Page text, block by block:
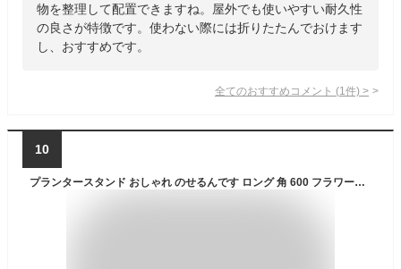
物を整理して配置できますね。屋外でも使いやすい耐久性
の良さが特徴です。使わない際には折りたたんでおけます
し、おすすめです。
全てのおすすめコメント (1 件) >
10
プランタースタンド おしゃれ のせるんです ロング 角 600 フラワースタンド アイアン 花台 屋外 アンティーク プランター スタンド 鉢 ガーデニング プランター台 園芸 鉢置き 観葉植物 バルコニー ベランダ テラス 多肉植物 盆栽 ガーデン用品 新生活